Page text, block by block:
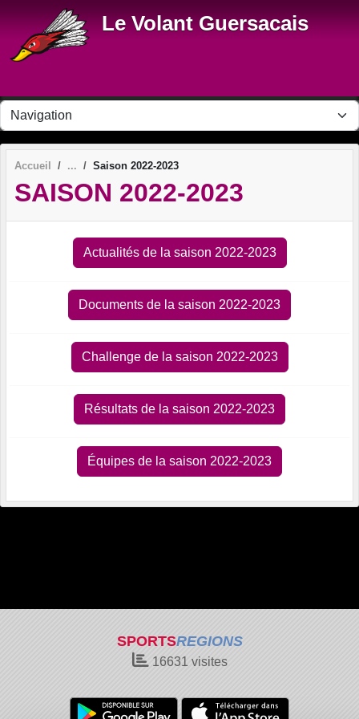
Le Volant Guersacais
Accueil Saison 2022-2023
SAISON 2022-2023
Actualités de la saison 2022-2023
Documents de la saison 2022-2023
Challenge de la saison 2022-2023
Résultats de la saison 2022-2023
Équipes de la saison 2022-2023
SPORTSREGIONS
16631 visites
Panneau de gestion des cookies